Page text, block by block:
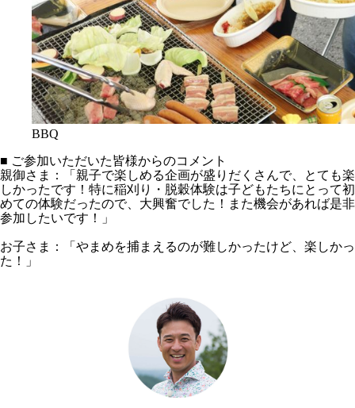
BBQ
■ ご参加いただいた皆様からのコメント
親御さま：「親子で楽しめる企画が盛りだくさんで、とても楽
しかったです！特に稲刈り・脱穀体験は子どもたちにとって初
めての体験だったので、大興奮でした！また機会があれば是非
参加したいです！」
お子さま：「やまめを捕まえるのが難しかったけど、楽しかっ
た！」